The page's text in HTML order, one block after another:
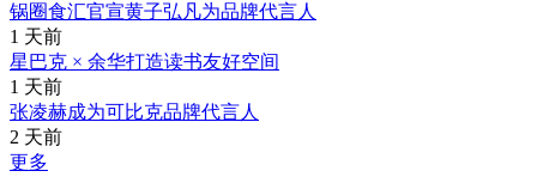
锅圈食汇官宣黄子弘凡为品牌代言人
1 天前
星巴克 × 余华打造读书友好空间
1 天前
张凌赫成为可比克品牌代言人
2 天前
更多